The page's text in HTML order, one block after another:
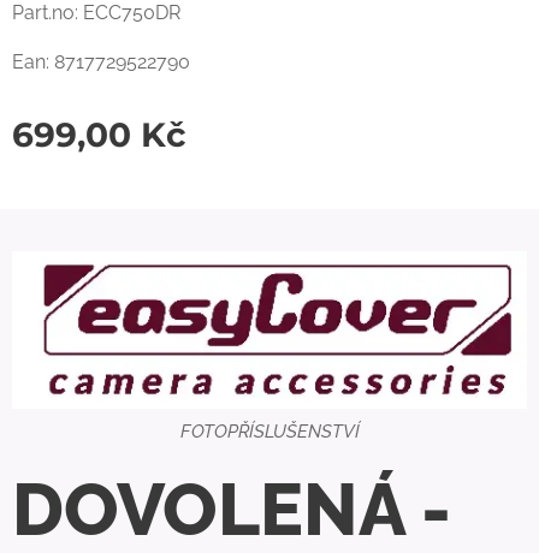
Part.no: ECC750DR
Ean: 8717729522790
699,00 Kč
FOTOPŘÍSLUŠENSTVÍ
DOVOLENÁ -